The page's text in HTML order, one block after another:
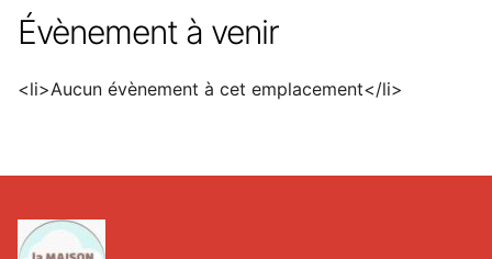
Évènement à venir
<li>Aucun évènement à cet emplacement</li>